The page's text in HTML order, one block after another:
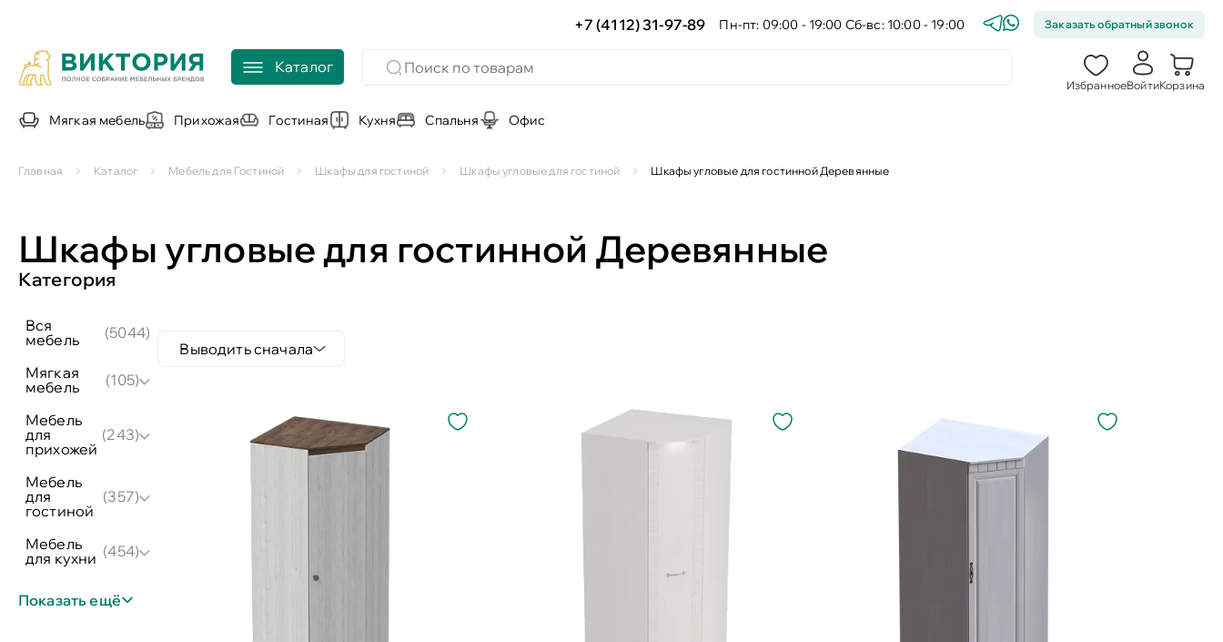
+7 (4112) 31-97-89 Пн-пт: 09:00 - 19:00 Сб-вс: 10:00 - 19:00 Заказать обратный звонок
Каталог
ИзбранноеВойтиКорзина
Мягкая мебель Прихожая Гостиная Кухня Спальня Офис
Главная Каталог Мебель для Гостиной Шкафы для гостиной Шкафы угловые для гостиной Шкафы угловые для гостинной Деревянные
Шкафы угловые для гостинной Деревянные
Категория
вся
мебель
(5044)
мягкая
мебель
(105)
мебель
для
прихожей
(243)
мебель
для
гостиной
(357)
мебель
для кухни (454)
Показать ещё
Выводить сначала